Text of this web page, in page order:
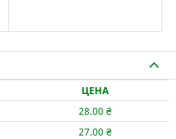
ЦЕНА
28.00 ₴
27.00 ₴